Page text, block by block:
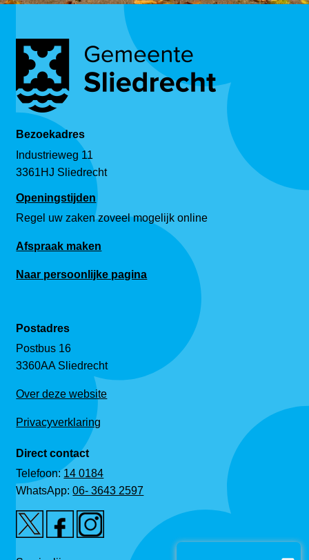
Bezoekadres
Industrieweg 11
3361HJ Sliedrecht
Openingstijden
Regel uw zaken zoveel mogelijk online
Afspraak maken
Naar persoonlijke pagina
Postadres
Postbus 16
3360AA Sliedrecht
Over deze website
Privacyverklaring
Direct contact
Telefoon:14 0184
WhatsApp:06- 3643 2597